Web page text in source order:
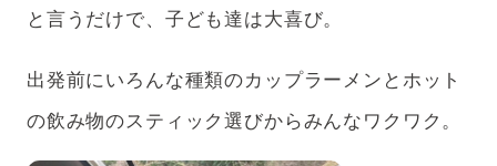
と言うだけで、子ども達は大喜び。
出発前にいろんな種類のカップラーメンとホット
の飲み物のスティック選びからみんなワクワク。